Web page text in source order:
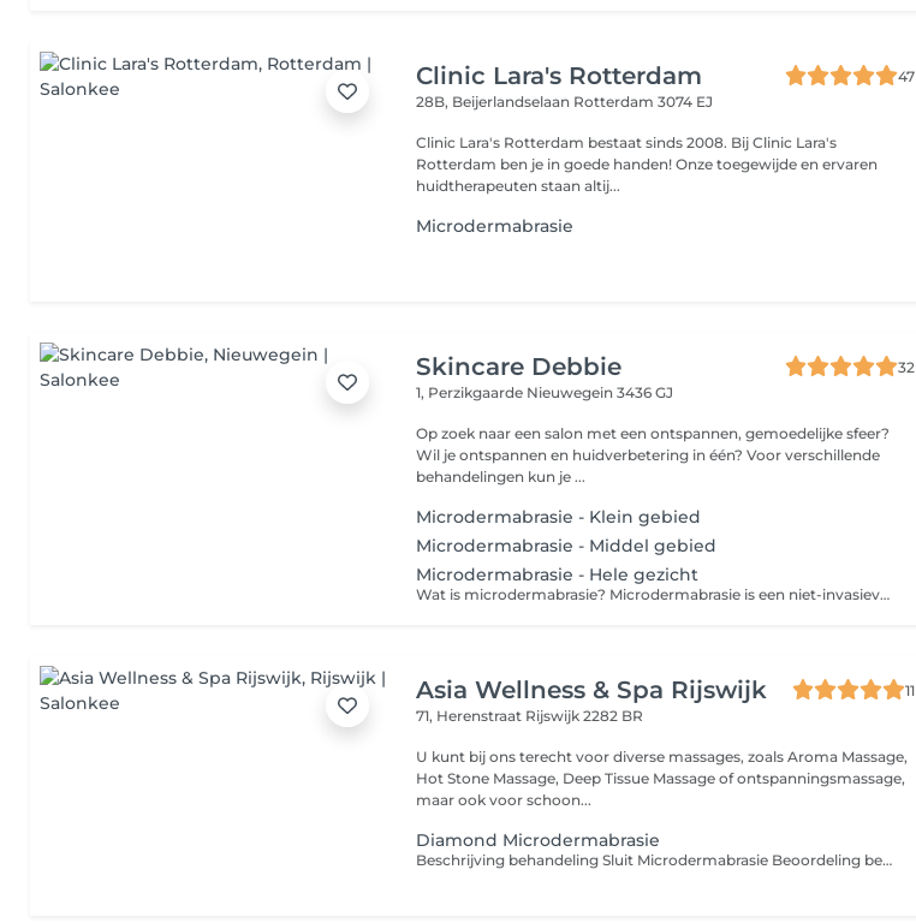
Clinic Lara's Rotterdam
47
28B, Beijerlandselaan Rotterdam 3074 EJ
Clinic Lara's Rotterdam bestaat sinds 2008. Bij Clinic Lara's
Rotterdam ben je in goede handen! Onze toegewijde en ervaren
huidtherapeuten staan altij...
Microdermabrasie
Skincare Debbie
32
1, Perzikgaarde Nieuwegein 3436 GJ
Op zoek naar een salon met een ontspannen, gemoedelijke sfeer?
Wil je ontspannen en huidverbetering in één? Voor verschillende
behandelingen kun je ...
Microdermabrasie - Klein gebied
Microdermabrasie - Middel gebied
Microdermabrasie - Hele gezicht
Wat is microdermabrasie? Microdermabrasie is een niet-invasieve exfoliërende behandeling waarbij een apparaat met een diamantkop gebruikt wordt om de bovenste laag van de huid (de dode huidcellen) voorzichtig te verwijderen. Dit stimuleert de aanmaak van nieuwe huidcellen en collageenproductie. Werkt microdermabrasie tegen rimpels? Ja, maar met beperkingen. Microdermabrasie kan: -Fijne lijntjes (zoals kraaienpootjes of lijntjes rond de mond) verminderen -De huid gladder, egaler en frisser laten ogen -De opname van huidverzorgingsproducten verbeteren -De aanmaak van collageen stimuleren, wat op lange termijn helpt bij huidversteviging Maar: -Diepere rimpels of verlies van volume (zoals bij nasolabiale plooien) kunnen niet effectief worden behandeld met microdermabrasie -Het effect is tijdelijk en vereist meerdere behandelingen -Resultaten zijn subtieler dan bij bv. laserbehandelingen, fillers of botox Behandeling: - Reinigen - Dieptereiniging - Onzuiverheden verwijderen - Microdermabrasie - Massage Gelaat en Decolleté - Masker - Serum - Dag-/nachtverzorging
Asia Wellness & Spa Rijswijk
11
71, Herenstraat Rijswijk 2282 BR
U kunt bij ons terecht voor diverse massages, zoals Aroma Massage,
Hot Stone Massage, Deep Tissue Massage of ontspanningsmassage,
maar ook voor schoon...
Diamond Microdermabrasie
Beschrijving behandeling Sluit Microdermabrasie Beoordeling behandeling 5,0 1 review Toon 1 reviews van deze behandeling... Over deze behandeling Microdermabrasie is een intensieve peeling die zorgt voor een gladdere en egalere huid. Met behulp van een apparaatje dat microkristallen op de huid blaast en meteen weer opzuigt, wordt als het ware een laagje van de huid afgeschaafd. Hierdoor wordt de huid niet alleen grondig gereinigd en ontdaan van dode huidcellen, maar worden ook de doorbloeding en celvernieuwing gestimuleerd. Deze behandeling bestaat uit: Huidanalyse Reinigen Stomen Diepte reiniging Diamant peeling Epileren Bindweefsel massage Alginate + vitamin C + masker Verzorgende crème en zonnecrème Ampul serum met ultrasoon (opent de poriën zodat de producten goed in de huid kunnen trekken)